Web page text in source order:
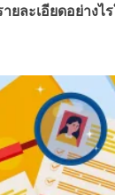
ยละเอียดอย่างไ